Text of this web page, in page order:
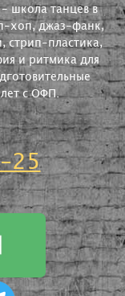
школа танцев в
хоп, джаз-фанк,
стрип-пластика,
и ритмика для
с ОФП.
25